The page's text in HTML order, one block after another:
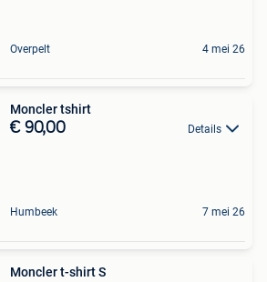
Overpelt 4 mei 26
Moncler tshirt
€ 90,00 Details
Humbeek 7 mei 26
Moncler t-shirt S